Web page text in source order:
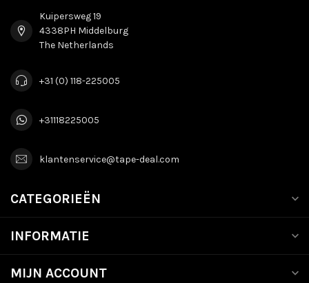
Kuipersweg 19
4338PH Middelburg
The Netherlands
+31 (0) 118-225005
+31118225005
klantenservice@tape-deal.com
CATEGORIEËN
INFORMATIE
MIJN ACCOUNT